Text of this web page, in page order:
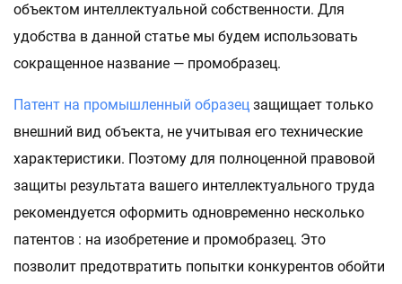
объектом интеллектуальной собственности. Для
удобства в данной статье мы будем использовать
сокращенное название — промобразец.
Патент на промышленный образец защищает только
внешний вид объекта, не учитывая его технические
характеристики. Поэтому для полноценной правовой
защиты результата вашего интеллектуального труда
рекомендуется оформить одновременно несколько
патентов : на изобретение и промобразец. Это
позволит предотвратить попытки конкурентов обойти